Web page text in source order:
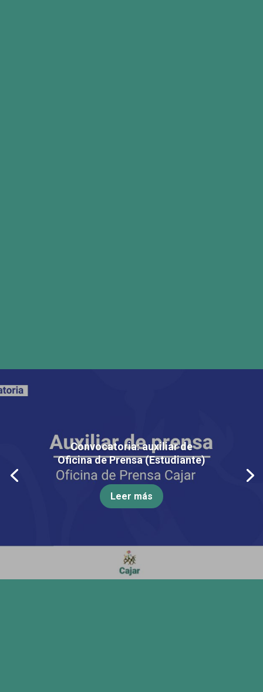
Convocatoria: auxiliar de
Oficina de Prensa (Estudiante)
Leer más